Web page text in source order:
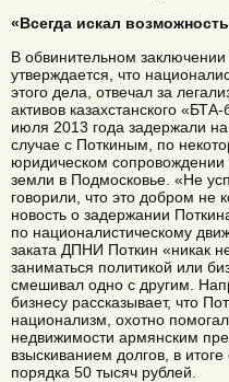
«Всегда искал
В обвинительном
утверждается, что
этого дела, отвечал за
активов казахстанского
июля 2013 года задержали
случае с Поткиным, по
юридическом сопровождении
земли в Подмосковье. «Не
говорили, что это добром не
новость о задержании
по националистическому
заката ДПНИ Поткин «никак
заниматься политикой или
смешивал одно с другим.
бизнесу рассказывает, что
национализм, охотно
недвижимости армянским
взыскиванием долгов, в
порядка 50 тысяч рублей.